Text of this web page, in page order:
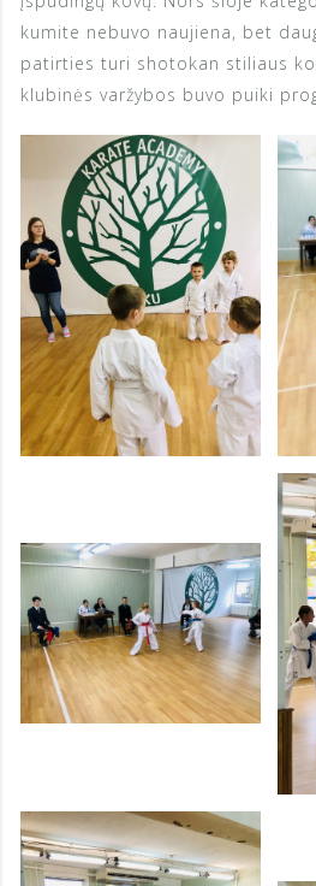
kumite nebuvo naujiena, bet
patirties turi shotokan stiliaus
klubinės varžybos buvo puiki